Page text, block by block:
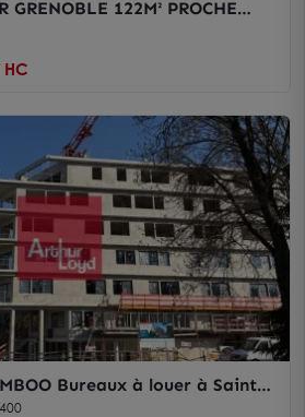
GRENOBLE 122M² PROCHE
HC
Bureaux à louer à Saint
façade végétalisée